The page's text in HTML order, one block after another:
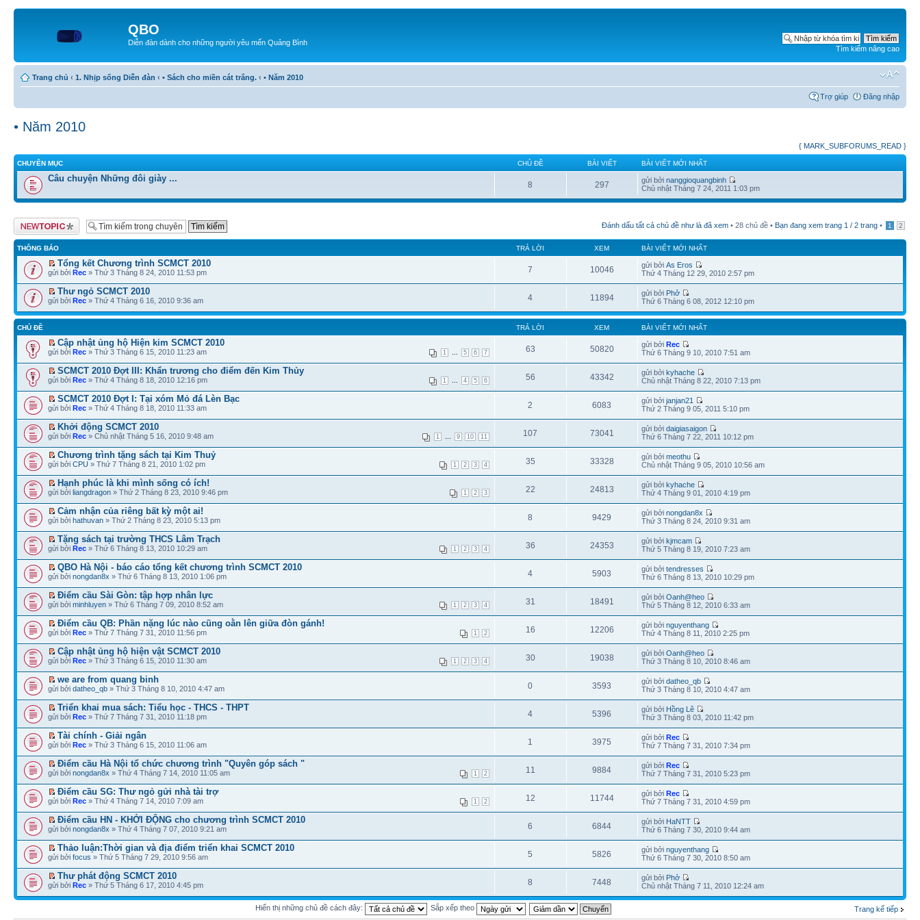
QBO
Diễn đàn dành cho những người yêu mến Quảng Bình
Tìm kiếm nâng cao
Trang chủ ‹ 1. Nhịp sống Diễn đàn ‹ • Sách cho miền cát trắng. ‹ • Năm 2010
Trợ giúp Đăng nhập
• Năm 2010
{ MARK_SUBFORUMS_READ }
CHUYÊN MỤC CHỦ ĐỀ BÀI VIẾT BÀI VIẾT MỚI NHẤT
Câu chuyện Những đôi giày ...
8 297 gửi bởinanggioquangbinh
Chủ nhật Tháng 7 24, 2011 1:03 pm
Tạo chủ đề mới Đánh dấu tất cả chủ đề như là đã xem • 28 chủ đề • Bạn đang xem trang 1 / 2 trang • 1 2
THÔNG BÁO TRẢ LỜI XEM BÀI VIẾT MỚI NHẤT
Tổng kết Chương trình SCMCT 2010
gửi bởi Rec » Thứ 3 Tháng 8 24, 2010 11:53 pm 7 10046 gửi bởiAs Eros
Thứ 4 Tháng 12 29, 2010 2:57 pm
Thư ngỏ SCMCT 2010
gửi bởi Rec » Thứ 4 Tháng 6 16, 2010 9:36 am 4 11894 gửi bởi Phở
Thứ 6 Tháng 6 08, 2012 12:10 pm
CHỦ ĐỀ TRẢ LỜI XEM BÀI VIẾT MỚI NHẤT
Cập nhật ủng hộ Hiện kim SCMCT 2010
1 5 6 7
gửi bởi Rec » Thứ 3 Tháng 6 15, 2010 11:23 am 63 50820 gửi bởiRec
Thứ 6 Tháng 9 10, 2010 7:51 am
SCMCT 2010 Đợt III: Khẩn trương cho điểm đến Kim Thủy
1 4 5 6
gửi bởi Rec » Thứ 4 Tháng 8 18, 2010 12:16 pm 56 43342 gửi bởikyhache
Chủ nhật Tháng 8 22, 2010 7:13 pm
SCMCT 2010 Đợt I: Tại xóm Mỏ đá Lèn Bạc
gửi bởi Rec » Thứ 4 Tháng 8 18, 2010 11:33 am 2 6083 gửi bởijanjan21
Thứ 2 Tháng 9 05, 2011 5:10 pm
Khởi động SCMCT 2010
1 9 10 11
gửi bởi Rec » Chủ nhật Tháng 5 16, 2010 9:48 am 107 73041 gửi bởidaigiasaigon
Thứ 6 Tháng 7 22, 2011 10:12 pm
Chương trình tặng sách tại Kim Thuỷ
1 2 3 4
gửi bởi CPU » Thứ 7 Tháng 8 21, 2010 1:02 pm 35 33328 gửi bởimeothu
Chủ nhật Tháng 9 05, 2010 10:56 am
Hạnh phúc là khi mình sống có ích!
1 2 3
gửi bởi liangdragon » Thứ 2 Tháng 8 23, 2010 9:46 pm 22 24813 gửi bởikyhache
Thứ 4 Tháng 9 01, 2010 4:19 pm
Cảm nhận của riêng bất kỳ một ai!
gửi bởi hathuvan » Thứ 2 Tháng 8 23, 2010 5:13 pm 8 9429 gửi bởinongdan8x
Thứ 3 Tháng 8 24, 2010 9:31 am
Tặng sách tại trường THCS Lâm Trạch
1 2 3 4
gửi bởi Rec » Thứ 6 Tháng 8 13, 2010 10:29 am 36 24353 gửi bởikjmcam
Thứ 5 Tháng 8 19, 2010 7:23 am
QBO Hà Nội - báo cáo tổng kết chương trình SCMCT 2010
gửi bởi nongdan8x » Thứ 6 Tháng 8 13, 2010 1:06 pm 4 5903 gửi bởitendresses
Thứ 6 Tháng 8 13, 2010 10:29 pm
Điểm cầu Sài Gòn: tập hợp nhân lực
1 2 3 4
gửi bởi minhluyen » Thứ 6 Tháng 7 09, 2010 8:52 am 31 18491 gửi bởiOanh@heo
Thứ 5 Tháng 8 12, 2010 6:33 am
Điểm cầu QB: Phần nặng lúc nào cũng oằn lên giữa đòn gánh!
1 2
gửi bởi Rec » Thứ 7 Tháng 7 31, 2010 11:56 pm 16 12206 gửi bởinguyenthang
Thứ 4 Tháng 8 11, 2010 2:25 pm
Cập nhật ủng hộ hiện vật SCMCT 2010
1 2 3 4
gửi bởi Rec » Thứ 3 Tháng 6 15, 2010 11:30 am 30 19038 gửi bởiOanh@heo
Thứ 3 Tháng 8 10, 2010 8:46 am
we are from quang binh
gửi bởi datheo_qb » Thứ 3 Tháng 8 10, 2010 4:47 am 0 3593 gửi bởidatheo_qb
Thứ 3 Tháng 8 10, 2010 4:47 am
Triển khai mua sách: Tiểu học - THCS - THPT
gửi bởi Rec » Thứ 7 Tháng 7 31, 2010 11:18 pm 4 5396 gửi bởi Hồng Lê
Thứ 3 Tháng 8 03, 2010 11:42 pm
Tài chính - Giải ngân
gửi bởi Rec » Thứ 3 Tháng 6 15, 2010 11:06 am 1 3975 gửi bởiRec
Thứ 7 Tháng 7 31, 2010 7:34 pm
Điểm cầu Hà Nội tổ chức chương trình "Quyên góp sách "
1 2
gửi bởi nongdan8x » Thứ 4 Tháng 7 14, 2010 11:05 am 11 9884 gửi bởiRec
Thứ 7 Tháng 7 31, 2010 5:23 pm
Điểm cầu SG: Thư ngỏ gửi nhà tài trợ
1 2
gửi bởi Rec » Thứ 4 Tháng 7 14, 2010 7:09 am 12 11744 gửi bởiRec
Thứ 7 Tháng 7 31, 2010 4:59 pm
Điểm cầu HN - KHỞI ĐỘNG cho chương trình SCMCT 2010
gửi bởi nongdan8x » Thứ 4 Tháng 7 07, 2010 9:21 am 6 6844 gửi bởi HaNTT
Thứ 6 Tháng 7 30, 2010 9:44 am
Thảo luận:Thời gian và địa điểm triển khai SCMCT 2010
gửi bởi focus » Thứ 5 Tháng 7 29, 2010 9:56 am 5 5826 gửi bởinguyenthang
Thứ 6 Tháng 7 30, 2010 8:50 am
Thư phát động SCMCT 2010
gửi bởi Rec » Thứ 5 Tháng 6 17, 2010 4:45 pm 8 7448 gửi bởi Phở
Chủ nhật Tháng 7 11, 2010 12:24 am
Trang kế tiếp
Hiển thị những chủ đề cách đây: Sắp xếp theo